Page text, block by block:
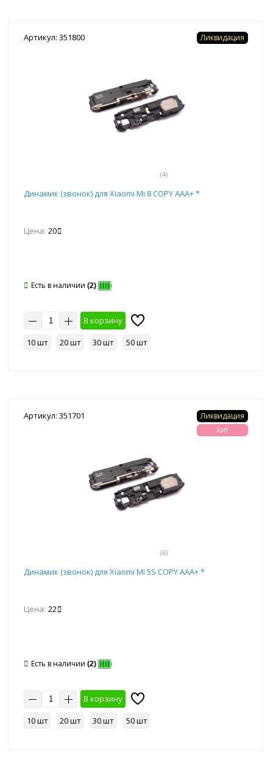
Артикул: 351800
(4)
Ликвидация
Динамик (звонок) для Xiaomi Mi 8 COPY AAA+ *
Цена: 20
Есть в наличии (2)
В корзину
10 шт
20 шт 30 шт 50 шт
Артикул: 351701
(6)
Ликвидация
Хит
Динамик (звонок) для Xiaomi Mi 5S COPY AAA+ *
Цена: 22
Есть в наличии (2)
В корзину
10 шт
20 шт 30 шт 50 шт